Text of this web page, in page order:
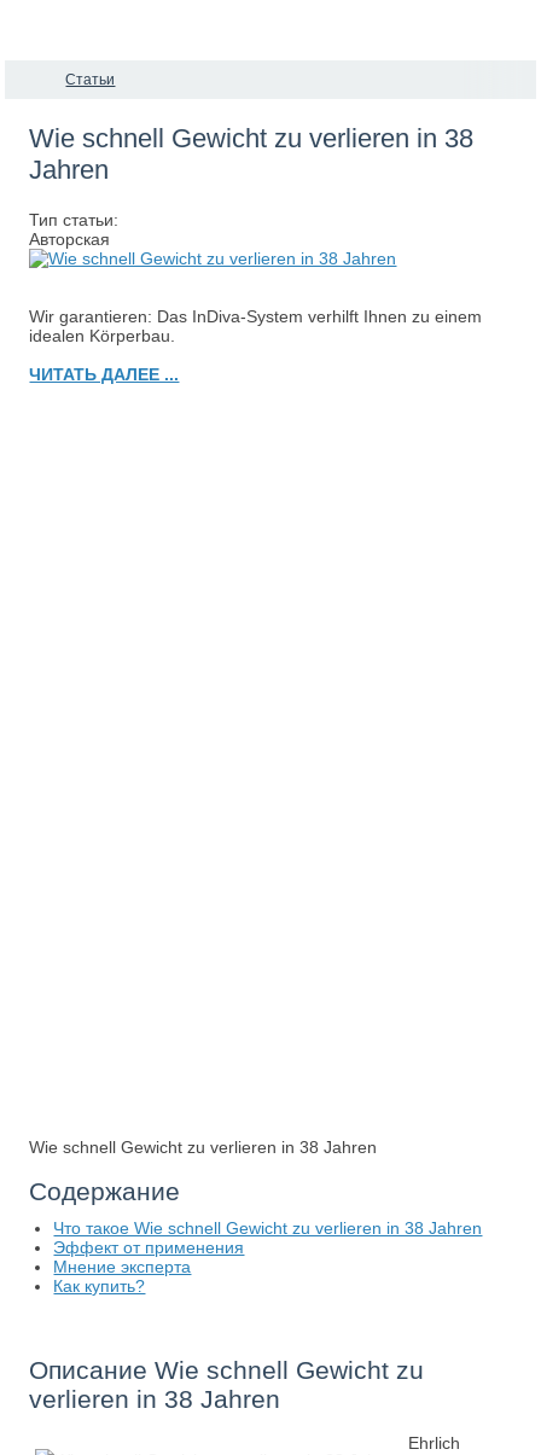
Статьи
Wie schnell Gewicht zu verlieren in 38
Jahren
Тип статьи:
Авторская
Wir garantieren: Das InDiva‑System verhilft Ihnen zu einem
idealen Körperbau.
ЧИТАТЬ ДАЛЕЕ ...
Wie schnell Gewicht zu verlieren in 38 Jahren
Содержание
Что такое Wie schnell Gewicht zu verlieren in 38 Jahren
Эффект от применения
Мнение эксперта
Как купить?
Описание Wie schnell Gewicht zu
verlieren in 38 Jahren
Ehrlich